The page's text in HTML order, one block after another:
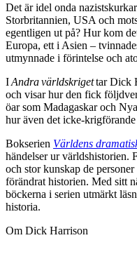
Det är idel onda
Storbritannien, USA och
egentligen ut på? Hur kom
Europa, ett i Asien –
utmynnade i förintelse och
IAndra världskrigettar Dick
och visar hur den fick
öar som Madagaskar och
hur även det icke-
Bokserien Världens
händelser ur världshistorien.
och stor kunskap de
förändrat historien. Med sitt
böckerna i serien utmärkt
historia.
Om Dick Harrison